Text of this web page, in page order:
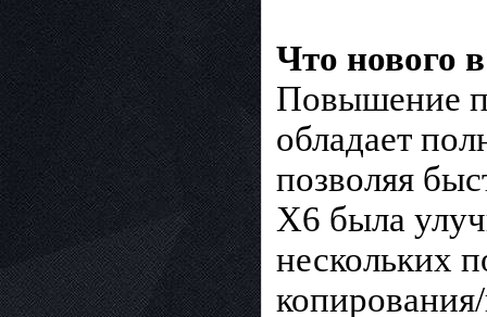
Что нового
Повышение
обладает
позволяя
X6 была
нескольких